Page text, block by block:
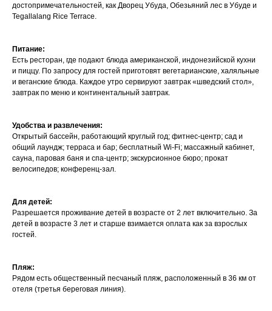
достопримечательностей, как Дворец Убуда, Обезьяний лес в Убуде и
Tegallalang Rice Terrace.
Питание:
Есть ресторан, где подают блюда американской, индонезийской кухни
и пиццу. По запросу для гостей приготовят вегетарианские, халяльные
и веганские блюда. Каждое утро сервируют завтрак «шведский стол»,
завтрак по меню и континентальный завтрак.
Удобства и развлечения:
Открытый бассейн, работающий круглый год; фитнес-центр; сад и
общий лаундж; терраса и бар; бесплатный Wi-Fi; массажный кабинет,
сауна, паровая баня и спа-центр; экскурсионное бюро; прокат
велосипедов; конференц-зал.
Для детей:
Разрешается проживание детей в возрасте от 2 лет включительно. За
детей в возрасте 3 лет и старше взимается оплата как за взрослых
гостей.
Пляж:
Рядом есть общественный песчаный пляж, расположенный в 36 км от
отеля (третья береговая линия).